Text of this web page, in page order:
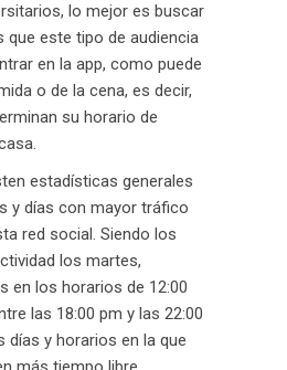
lo mejor es buscar
que este tipo de audiencia
en la app, como puede
o de la cena, es decir,
su horario de
estadísticas generales
y días con mayor tráfico
red social. Siendo los
los martes,
en los horarios de 12:00
las 18:00 pm y las 22:00
días y horarios en la que